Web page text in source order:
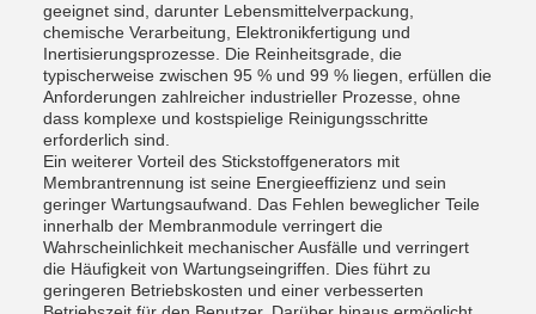
geeignet sind, darunter Lebensmittelverpackung,
chemische Verarbeitung, Elektronikfertigung und
Inertisierungsprozesse. Die Reinheitsgrade, die
typischerweise zwischen 95 % und 99 % liegen, erfüllen die
Anforderungen zahlreicher industrieller Prozesse, ohne
dass komplexe und kostspielige Reinigungsschritte
erforderlich sind.
Ein weiterer Vorteil des Stickstoffgenerators mit
Membrantrennung ist seine Energieeffizienz und sein
geringer Wartungsaufwand. Das Fehlen beweglicher Teile
innerhalb der Membranmodule verringert die
Wahrscheinlichkeit mechanischer Ausfälle und verringert
die Häufigkeit von Wartungseingriffen. Dies führt zu
geringeren Betriebskosten und einer verbesserten